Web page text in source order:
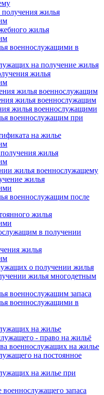
жилья
жилья
военнослужащими в
на получение жилья
жилья
жилья военнослужащим
жилья военнослужащим
жилья военнослужащими
военнослужащим при
на жилье
жилья
жилья военнослужащему
жилья
военнослужащим после
жилья
в получении
жилья
о получении жилья
жилья многодетным
военнослужащим запаса
военнослужащими в
на жилье
- право на жильё
военнослужащих на жилье
на постоянное
на жилье при
запаса